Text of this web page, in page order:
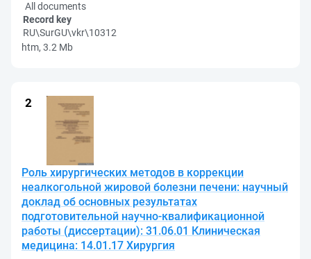
All documents
Record key
RU\SurGU\vkr\10312
htm, 3.2 Mb
Роль хирургических методов в коррекции
неалкогольной жировой болезни печени: научный
доклад об основных результатах
подготовительной научно-квалификационной
работы (диссертации): 31.06.01 Клиническая
медицина: 14.01.17 Хирургия